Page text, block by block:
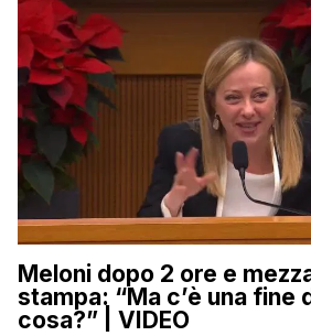
Meloni dopo 2 ore e
stampa: “Ma c’è una fine
cosa?” | VIDEO